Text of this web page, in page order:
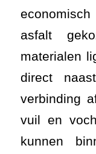
asfalt
materialen
direct
verbinding
vuil en
kunnen